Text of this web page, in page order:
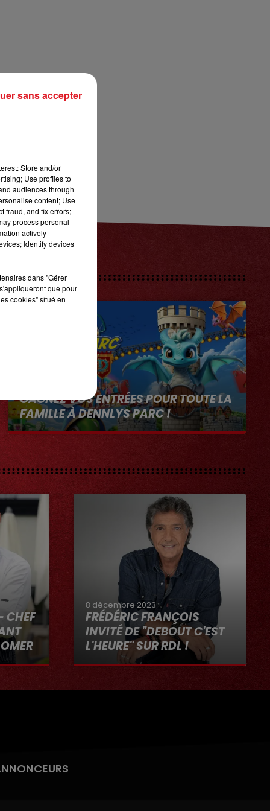
GAGNEZ VOS ENTRÉES POUR TOUTE LA
FAMILLE À DENNLYS PARC !
CHEF
ET
8 décembre 2023
FRÉDÉRIC FRANÇOIS
INVITÉ DE "DEBOUT C'EST
L'HEURE" SUR RDL !
8 décembre 2023
Store and/or
Use profiles to
audiences through
content; Use
fraud, and fix errors;
process personal
actively
Identify devices
dans "Gérer
que pour
cookies" situé en
sans accepter